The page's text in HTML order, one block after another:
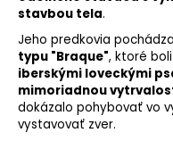
stavbou tela.
Jeho predkovia
typu "Braque", ktoré
iberskými loveckými
mimoriadnou
dokázalo pohybovať vo
vystavovať zver.